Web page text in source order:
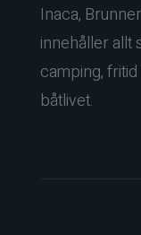
Inaca,
innehåller allt
camping,
båtlivet.